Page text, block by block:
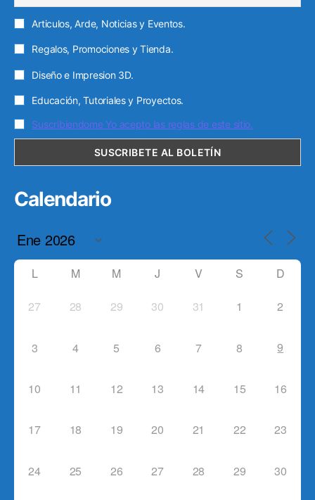
Articulos, Arde, Noticias y Eventos.
Regalos, Promociones y Tienda.
Diseño e Impresion 3D.
Educación, Tutoriales y Proyectos.
Suscribiendome Yo acepto las reglas de este sitio.
Calendario
L M M J V S D
27 28 29 30 31 1 2
3 4 5 6 7 8 9
10 11 12 13 14 15 16
17 18 19 20 21 22 23
24 25 26 27 28 29 30